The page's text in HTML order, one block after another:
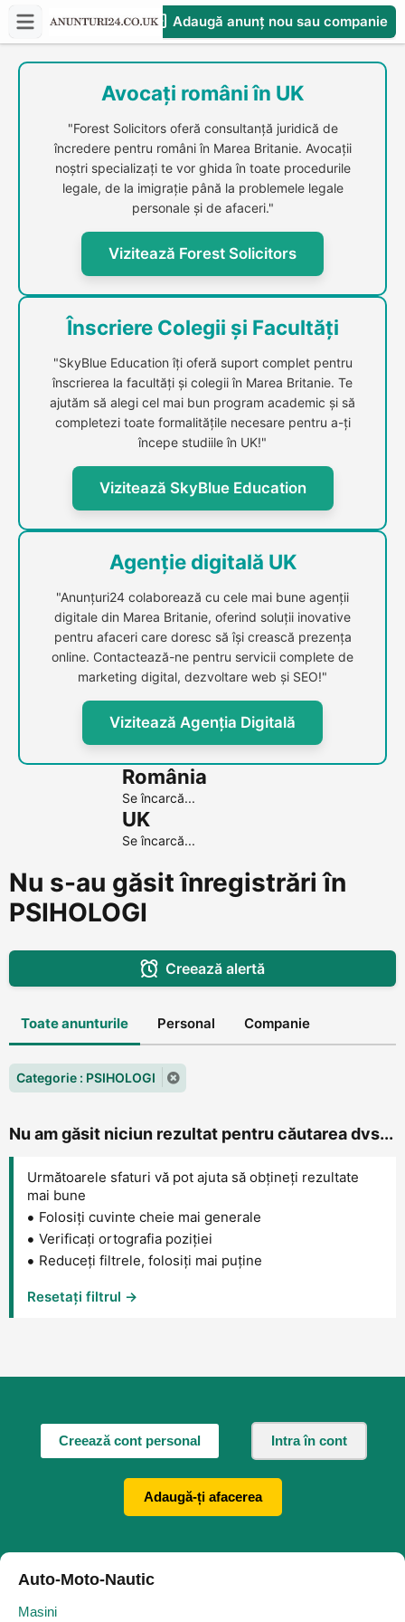
Adaugă anunț nou sau companie
CompaniesS
Avocați români în UK
"Forest Solicitors oferă consultanță juridică de
încredere pentru români în Marea Britanie. Avocații
noștri specializați te vor ghida în toate procedurile
legale, de la imigrație până la problemele legale
personale și de afaceri."
Vizitează Forest Solicitors
Înscriere Colegii și Facultăți
"SkyBlue Education îți oferă suport complet pentru
înscrierea la facultăți și colegii în Marea Britanie. Te
ajutăm să alegi cel mai bun program academic și să
completezi toate formalitățile necesare pentru a-ți
începe studiile în UK!"
Vizitează SkyBlue Education
Agenție digitală UK
"Anunțuri24 colaborează cu cele mai bune agenții
digitale din Marea Britanie, oferind soluții inovative
pentru afaceri care doresc să își crească prezența
online. Contactează-ne pentru servicii complete de
marketing digital, dezvoltare web și SEO!"
Vizitează Agenția Digitală
România
Se încarcă...
UK
Se încarcă...
Nu s-au găsit înregistrări în
PSIHOLOGI
Creează alertă
Toate anunturile Personal Companie
Categorie : PSIHOLOGI
Nu am găsit niciun rezultat pentru căutarea dvs...
Următoarele sfaturi vă pot ajuta să obțineți rezultate
mai bune
Folosiți cuvinte cheie mai generale
Verificați ortografia poziției
Reduceți filtrele, folosiți mai puține
Resetați filtrul →
Creează cont personal Intra în cont
Adaugă-ți afacerea
Auto-Moto-Nautic
Masini